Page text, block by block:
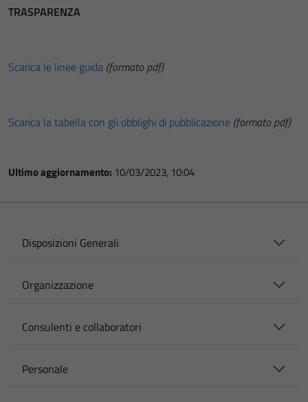
TRASPARENZA
Scarica le linee guida (formato pdf)
Scarica la tabella con gli obblighi di pubblicazione (formato pdf)
Ultimo aggiornamento: 10/03/2023, 10:04
Disposizioni Generali
Organizzazione
Consulenti e collaboratori
Personale